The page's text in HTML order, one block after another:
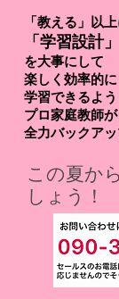
「教える」以
「学習設計」
を大事にして
楽しく効率的に
学習できるよう
プロ家庭教師が
全力バックア
この夏か
しょう！